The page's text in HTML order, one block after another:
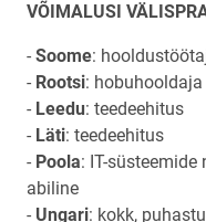
VÕIMALUSI
- Soome:
- Rootsi: hobuhooldaja
- Leedu: teedeehitus
- Läti: teedeehitus
- Poola: IT-
abiline
- Ungari: kokk,